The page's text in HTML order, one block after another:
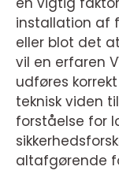
installation af
eller blot det
vil en erfaren
udføres
teknisk viden
forståelse for
altafgørende